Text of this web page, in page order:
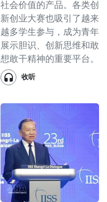
社会价值的产品。各类创
新创业大赛也吸引了越来
越多学生参与，成为青年
展示胆识、创新思维和敢
想敢干精神的重要平台。
收听